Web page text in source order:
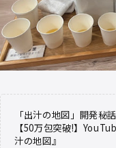
「出汁の地図」開発秘
【50万包突破!】
汁の地図』